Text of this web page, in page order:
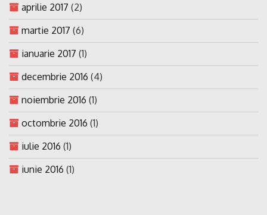
aprilie 2017 (2)
martie 2017 (6)
ianuarie 2017 (1)
decembrie 2016 (4)
noiembrie 2016 (1)
octombrie 2016 (1)
iulie 2016 (1)
iunie 2016 (1)